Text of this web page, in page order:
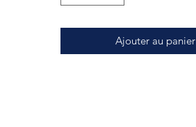
Ajouter au panier